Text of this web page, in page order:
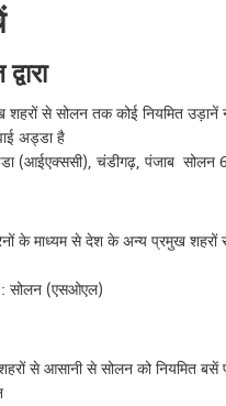
से सोलन तक कोई नियमित उड़ानें
अड्डा है
(आईएक्ससी), चंडीगढ़, पंजाब सोलन
के माध्यम से देश के अन्य प्रमुख
सोलन (एसओएल)
से आसानी से सोलन को नियमित बसें